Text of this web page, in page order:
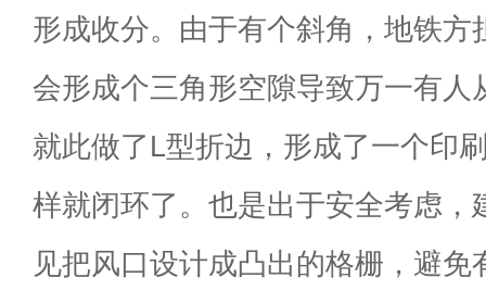
形成收分。由于有个斜角，地铁方
会形成个三角形空隙导致万一有人
就此做了L型折边，形成了一个印
样就闭环了。也是出于安全考虑，
见把风口设计成凸出的格栅，避